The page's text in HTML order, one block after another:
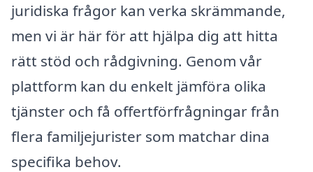
juridiska frågor kan verka skrämmande,
men vi är här för att hjälpa dig att hitta
rätt stöd och rådgivning. Genom vår
plattform kan du enkelt jämföra olika
tjänster och få offertförfrågningar från
flera familjejurister som matchar dina
specifika behov.